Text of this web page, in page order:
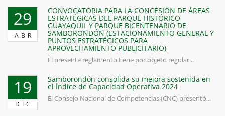
29
ABR
CONVOCATORIA PARA LA CONCESIÓN DE ÁREAS
ESTRATÉGICAS DEL PARQUE HISTÓRICO
GUAYAQUIL Y PARQUE BICENTENARIO DE
SAMBORONDÓN (ESTACIONAMIENTO GENERAL Y
PUNTOS ESTRATÉGICOS PARA
APROVECHAMIENTO PUBLICITARIO)
El presente reglamento tiene por objeto regular...
19
DIC
Samborondón consolida su mejora sostenida en
el Índice de Capacidad Operativa 2024
El Consejo Nacional de Competencias (CNC) presentó...